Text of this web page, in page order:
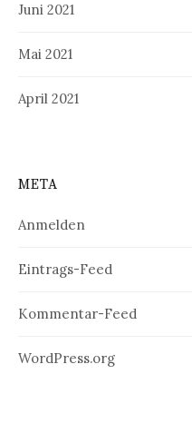
Juni 2021
Mai 2021
April 2021
META
Anmelden
Eintrags-Feed
Kommentar-Feed
WordPress.org